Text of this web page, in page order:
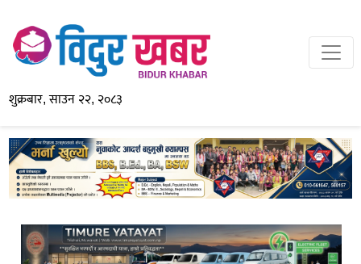
शुक्रबार, साउन २२, २०८३